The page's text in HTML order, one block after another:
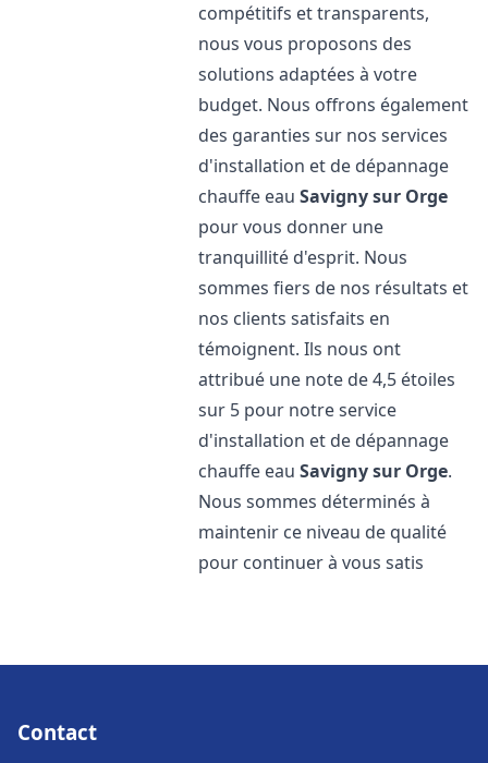
compétitifs et transparents,
nous vous proposons des
solutions adaptées à votre
budget. Nous offrons également
des garanties sur nos services
d'installation et de dépannage
chauffe eauSavigny sur Orge
pour vous donner une
tranquillité d'esprit. Nous
sommes fiers de nos résultats et
nos clients satisfaits en
témoignent. Ils nous ont
attribué une note de 4,5 étoiles
sur 5 pour notre service
d'installation et de dépannage
chauffe eauSavigny sur Orge.
Nous sommes déterminés à
maintenir ce niveau de qualité
pour continuer à vous satis
Contact